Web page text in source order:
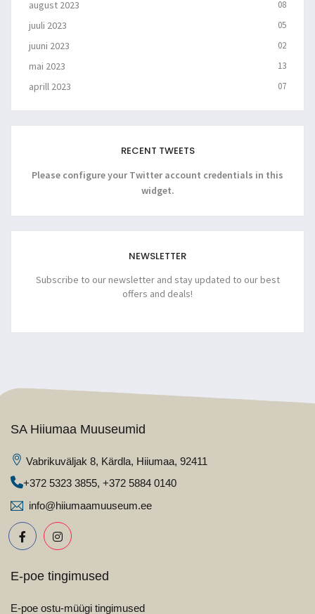
august 2023 08
juuli 2023 05
juuni 2023 02
mai 2023 13
aprill 2023 07
RECENT TWEETS
Please configure your Twitter account credentials in this
widget.
NEWSLETTER
Subscribe to our newsletter and stay updated to our best
offers and deals!
SA Hiiumaa Muuseumid
Vabrikuväljak 8, Kärdla, Hiiumaa, 92411
+372 5323 3855, +372 5884 0140
info@hiiumaamuuseum.ee
E-poe tingimused
E-poe ostu-müügi tingimused